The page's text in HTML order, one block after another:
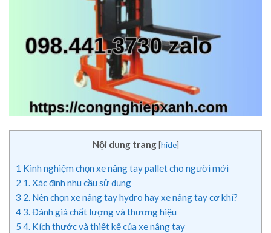
Nội dung trang [hide]
1 Kinh nghiệm chọn xe nâng tay pallet cho người mới
2 1. Xác định nhu cầu sử dụng
3 2. Nên chọn xe nâng tay hydro hay xe nâng tay cơ khí?
43. Đánh giá chất lượng và thương hiệu
5 4. Kích thước và thiết kế của xe nâng tay